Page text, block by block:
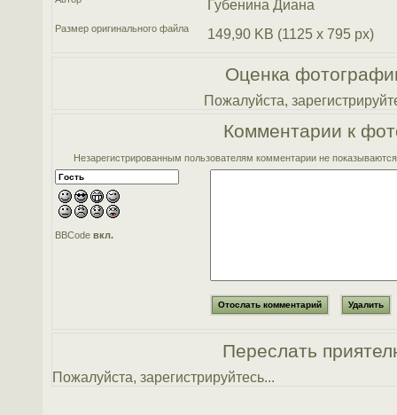
Губенина Диана
Размер оригинального файла 149,90 KB (1125 x 795 px)
Оценка
Пожалуйста,
Комментарии к
Незарегистрированным пользователям комментарии не
BBCodeвкл.
Переслать
Пожалуйста, зарегистрируйтесь...